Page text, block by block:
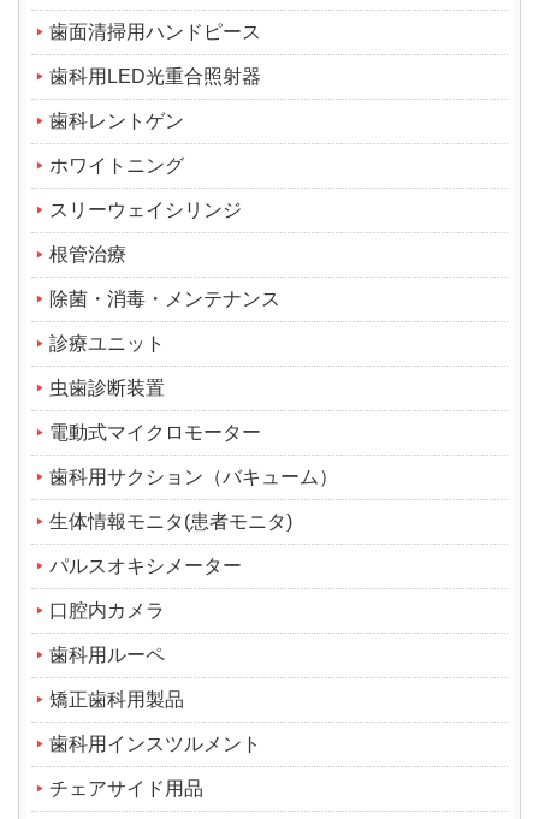
歯面清掃用ハンドピース
歯科用LED光重合照射器
歯科レントゲン
ホワイトニング
スリーウェイシリンジ
根管治療
除菌・消毒・メンテナンス
診療ユニット
虫歯診断装置
電動式マイクロモーター
歯科用サクション（バキューム）
生体情報モニタ(患者モニタ)
パルスオキシメーター
口腔内カメラ
歯科用ルーペ
矯正歯科用製品
歯科用インスツルメント
チェアサイド用品